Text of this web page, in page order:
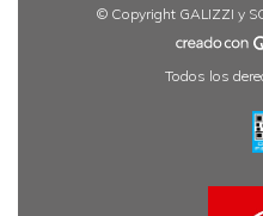
© Copyright GALIZZI y
Todos los